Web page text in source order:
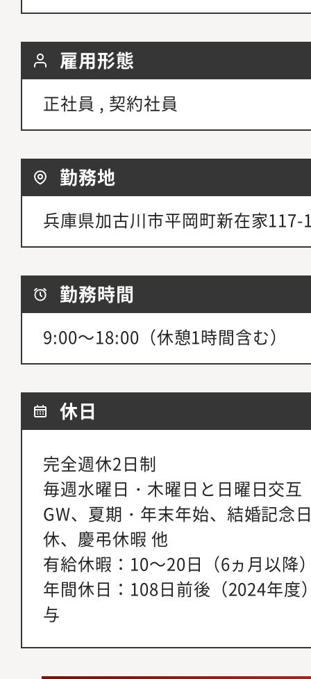
雇用形態
正社員 , 契約社員
勤務地
兵庫県加古川市平岡町新在家117-
勤務時間
9:00～18:00（休憩1時間含む）
休日
完全週休2日制
毎週水曜日・木曜日と日曜日交互
GW、夏期・年末年始、結婚記念
休、慶弔休暇 他
有給休暇：10～20日（6ヵ月以降
年間休日：108日前後（2024年度
与